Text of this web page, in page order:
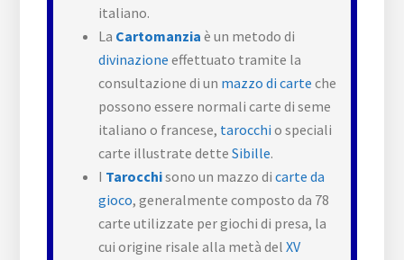
italiano.
La Cartomanzia è un metodo di
divinazione effettuato tramite la
consultazione di un mazzo di carte che
possono essere normali carte di seme
italiano o francese, tarocchi o speciali
carte illustrate detteSibille.
I Tarocchisono un mazzo dicarte da
gioco, generalmente composto da 78
carte utilizzate per giochi di presa, la
cui origine risale alla metà delXV